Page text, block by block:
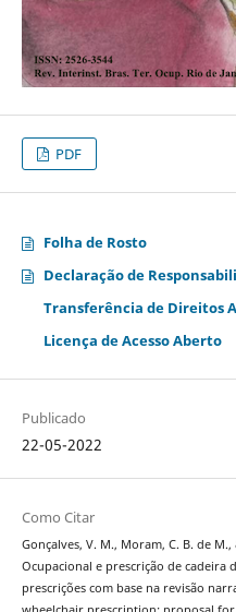
PDF
Folha de Rosto
Declaração de
Transferência de Direitos
Licença de Acesso Aberto
Publicado
22-05-2022
Como Citar
Gonçalves, V. M., Moram, C. B. de
Ocupacional e prescrição de
prescrições com base na revisão